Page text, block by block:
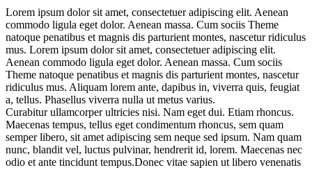
Lorem ipsum dolor sit amet, consectetuer adipiscing elit. Aenean
commodo ligula eget dolor. Aenean massa. Cum sociis Theme
natoque penatibus et magnis dis parturient montes, nascetur ridiculus
mus. Lorem ipsum dolor sit amet, consectetuer adipiscing elit.
Aenean commodo ligula eget dolor. Aenean massa. Cum sociis
Theme natoque penatibus et magnis dis parturient montes, nascetur
ridiculus mus. Aliquam lorem ante, dapibus in, viverra quis, feugiat
a, tellus. Phasellus viverra nulla ut metus varius.
Curabitur ullamcorper ultricies nisi. Nam eget dui. Etiam rhoncus.
Maecenas tempus, tellus eget condimentum rhoncus, sem quam
semper libero, sit amet adipiscing sem neque sed ipsum. Nam quam
nunc, blandit vel, luctus pulvinar, hendrerit id, lorem. Maecenas nec
odio et ante tincidunt tempus.Donec vitae sapien ut libero venenatis